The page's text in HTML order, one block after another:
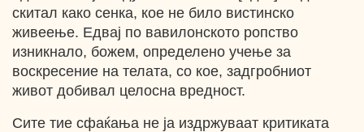
скитал како сенка, кое не било вистинско
живеење. Едвај по вавилонското ропство
изникнало, божем, определено учење за
воскресение на телата, со кое, задгробниот
живот добивал целосна вредност.
Сите тие сфаќања не ја издржуваат критиката